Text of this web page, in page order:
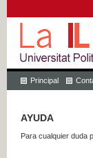
Principal
AYUDA
Para cualquier duda